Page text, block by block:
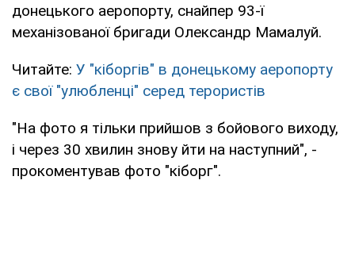
донецького аеропорту, снайпер 93-ї
механізованої бригади Олександр Мамалуй.
Читайте: У "кіборгів" в донецькому аеропорту
є свої "улюбленці" серед терористів
"На фото я тільки прийшов з бойового виходу,
і через 30 хвилин знову йти на наступний", -
прокоментував фото "кіборг".